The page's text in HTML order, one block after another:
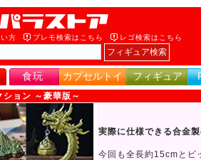
方 プレモ検索はこちら レゴ検索はこちら
食玩 カプセルトイ フィギュア
ション ～豪華版～
実際に仕様できる合金
今回も全長約15cmとビ